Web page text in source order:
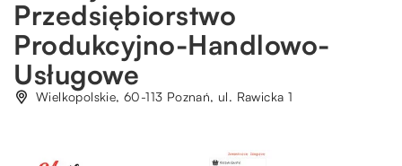
Przedsiębiorstwo
Produkcyjno-Handlowo-
Usługowe
Wielkopolskie, 60-113 Poznań, ul. Rawicka 1